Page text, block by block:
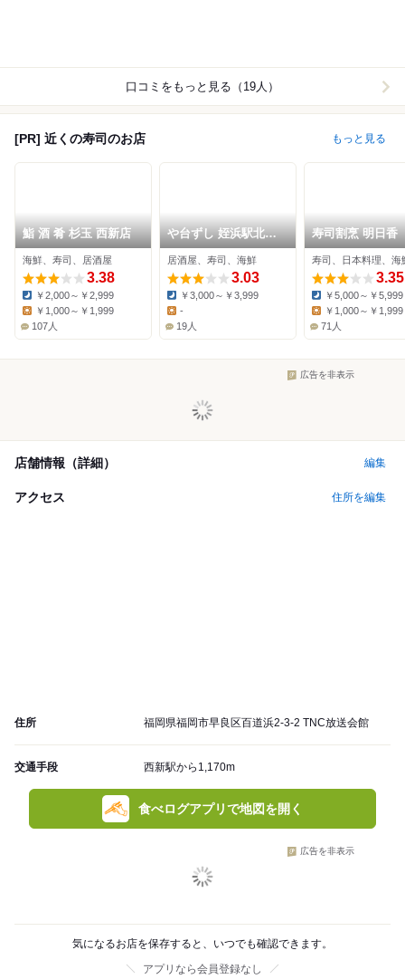
口コミをもっと見る（19人）
[PR] 近くの寿司のお店 もっと見る
鮨 酒 肴 杉玉 西新店
海鮮、寿司、居酒屋
3.38
Dinner:
￥2,000～￥2,999
￥1,000～￥1,999
107人
や台ずし 姪浜駅北口
町
居酒屋、寿司、海鮮
3.03
Dinner:
￥3,000～￥3,999
Lunch:
-
19人
寿司割烹 明日香
寿司、日本料理、海
3.35
Dinner:
￥5,000～￥5,999
Lunch:
￥1,000～￥1,999
71人
広告を非表示
店舗情報（詳細） 編集
アクセス 住所を編集
住所 福岡県福岡市早良区百道浜2-3-2 TNC放送会館
交通手段 西新駅から1,170m
食べログアプリで地図を開く
広告を非表示
気になるお店を保存すると、いつでも確認できます。
アプリなら会員登録なし